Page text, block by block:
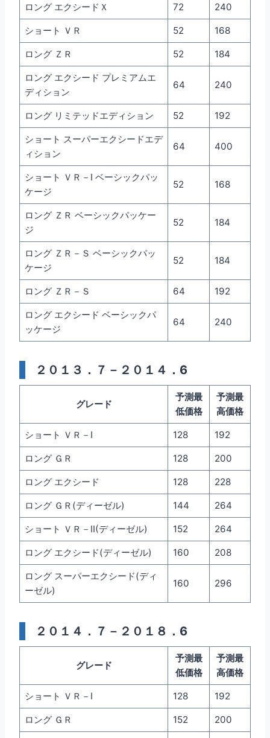
ロング エクシードＸ 72 240
ショート ＶＲ 52 168
ロング ＺＲ 52 184
ロング エクシード プレミアムエ
ディション
64 240
ロング リミテッドエディション 52 192
ショート スーパーエクシードエデ
ィション
64 400
ショート ＶＲ－I ベーシックパッ
ケージ
52 168
ロング ＺＲ ベーシックパッケー
ジ
52 184
ロング ＺＲ－Ｓ ベーシックパッ
ケージ
52 184
ロング ＺＲ－Ｓ 64 192
ロング エクシード ベーシックパ
ッケージ
64 240
２０１３．７－２０１４．6
グレード
予測最
低価格
予測最
高価格
ショート ＶＲ－I 128 192
ロング ＧＲ 128 200
ロング エクシード 128 228
ロング ＧＲ(ディーゼル) 144 264
ショート ＶＲ－II(ディーゼル) 152 264
ロング エクシード(ディーゼル) 160 208
ロング スーパーエクシード(ディ
ーゼル)
160 296
２０１４．７－２０１８．6
グレード
予測最
低価格
予測最
高価格
ショート ＶＲ－I 128 192
ロング ＧＲ 152 200